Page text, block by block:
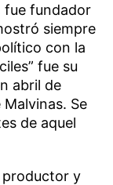
fue fundador
siempre
con la
fue su
abril de
Se
de aquel
productor y